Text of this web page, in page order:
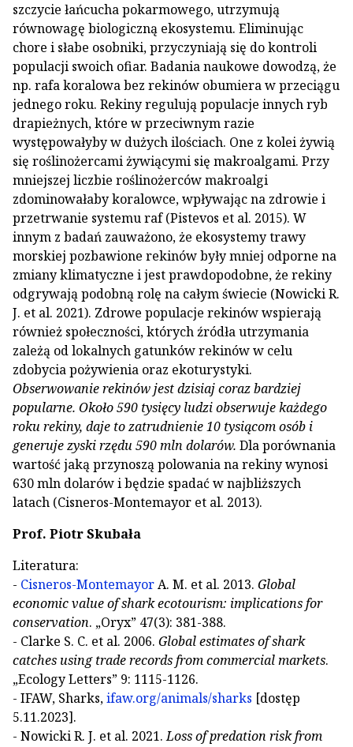
szczycie łańcucha pokarmowego, utrzymują
równowagę biologiczną ekosystemu. Eliminując
chore i słabe osobniki, przyczyniają się do kontroli
populacji swoich ofiar. Badania naukowe dowodzą, że
np. rafa koralowa bez rekinów obumiera w przeciągu
jednego roku. Rekiny regulują populacje innych ryb
drapieżnych, które w przeciwnym razie
występowałyby w dużych ilościach. One z kolei żywią
się roślinożercami żywiącymi się makroalgami. Przy
mniejszej liczbie roślinożerców makroalgi
zdominowałaby koralowce, wpływając na zdrowie i
przetrwanie systemu raf (Pistevos et al. 2015). W
innym z badań zauważono, że ekosystemy trawy
morskiej pozbawione rekinów były mniej odporne na
zmiany klimatyczne i jest prawdopodobne, że rekiny
odgrywają podobną rolę na całym świecie (Nowicki R.
J. et al. 2021). Zdrowe populacje rekinów wspierają
również społeczności, których źródła utrzymania
zależą od lokalnych gatunków rekinów w celu
zdobycia pożywienia oraz ekoturystyki.
Obserwowanie rekinów jest dzisiaj coraz bardziej
popularne. Około 590 tysięcy ludzi obserwuje każdego
roku rekiny, daje to zatrudnienie 10 tysiącom osób i
generuje zyski rzędu 590 mln dolarów. Dla porównania
wartość jaką przynoszą polowania na rekiny wynosi
630 mln dolarów i będzie spadać w najbliższych
latach (Cisneros-Montemayor et al. 2013).
Prof. Piotr Skubała
Literatura:
- Cisneros-MontemayorA. M. et al. 2013. Global
economic value of shark ecotourism: implications for
conservation. „Oryx” 47(3): 381-388.
- Clarke S. C. et al. 2006. Global estimates of shark
catches using trade records from commercial markets.
„Ecology Letters” 9: 1115-1126.
- IFAW, Sharks,ifaw.org/animals/sharks [dostęp
5.11.2023].
- Nowicki R. J. et al. 2021.Loss of predation risk from